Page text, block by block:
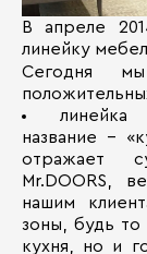
В апреле
линейку
Сегодня
линейка
название -
отражает
Mr.DOORS,
нашим
зоны, будь то
кухня, но и